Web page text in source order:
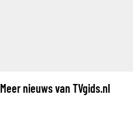
Meer nieuws van TVgids.nl